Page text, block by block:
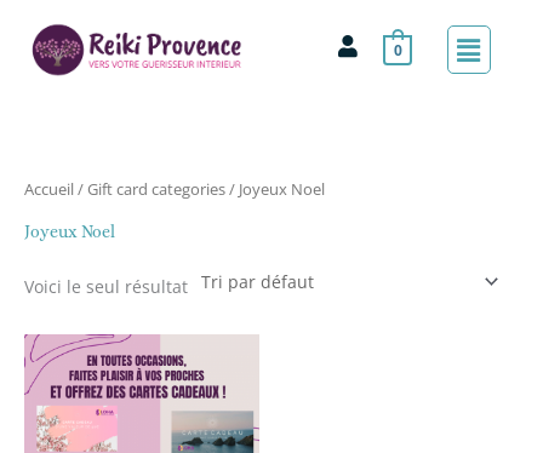
contenu
0 Menu
Accueil/ Gift card categories / Joyeux Noel
Joyeux Noel
Voici le seul résultat
de
prix :
47.00€
500.00€